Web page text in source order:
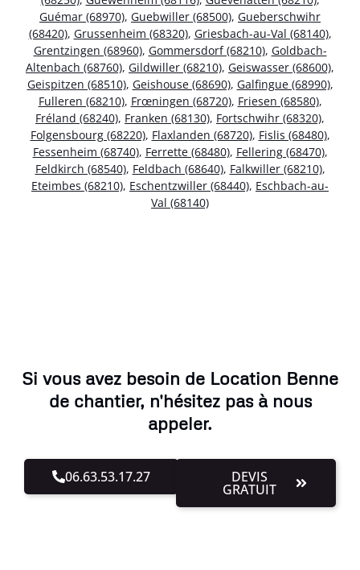
Guémar (68970), Guebwiller (68500), Gueberschwihr
(68420), Grussenheim (68320), Griesbach-au-Val (68140),
Grentzingen (68960), Gommersdorf (68210), Goldbach-
Altenbach (68760), Gildwiller (68210), Geiswasser (68600),
Geispitzen (68510), Geishouse (68690), Galfingue (68990),
Fulleren (68210), Frœningen (68720), Friesen (68580),
Fréland (68240), Franken (68130), Fortschwihr (68320),
Folgensbourg (68220), Flaxlanden (68720), Fislis (68480),
Fessenheim (68740), Ferrette (68480), Fellering (68470),
Feldkirch (68540), Feldbach (68640), Falkwiller (68210),
Eteimbes (68210), Eschentzwiller (68440), Eschbach-au-
Val (68140)
Si vous avez besoin de Location Benne
de chantier, n'hésitez pas à nous
appeler.
06.63.53.17.27 DEVIS
GRATUIT